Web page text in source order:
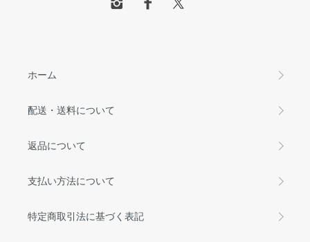
ホーム
配送・送料について
返品について
支払い方法について
特定商取引法に基づく表記